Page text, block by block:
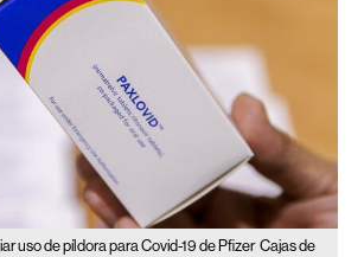
uso de píldora para Covid-19 de Pfizer Cajas de